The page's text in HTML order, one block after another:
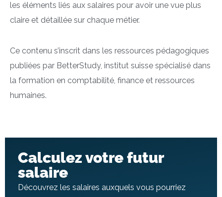
Calculez votre futur
salaire
Découvrez les salaires auxquels vous pourriez
les éléments liés aux salaires pour avoir une vue plus
claire et détaillée sur chaque métier.
Ce contenu s’inscrit dans les ressources pédagogiques
publiées par BetterStudy, institut suisse spécialisé dans
la formation en comptabilité, finance et ressources
humaines.